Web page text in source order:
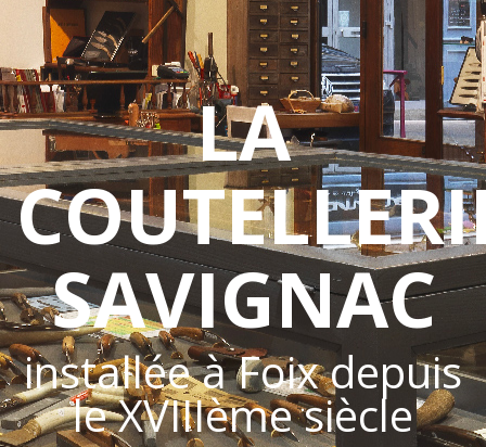
LA
SAVIGNAC
installée à Foix depuis
le XVIIIème siècle